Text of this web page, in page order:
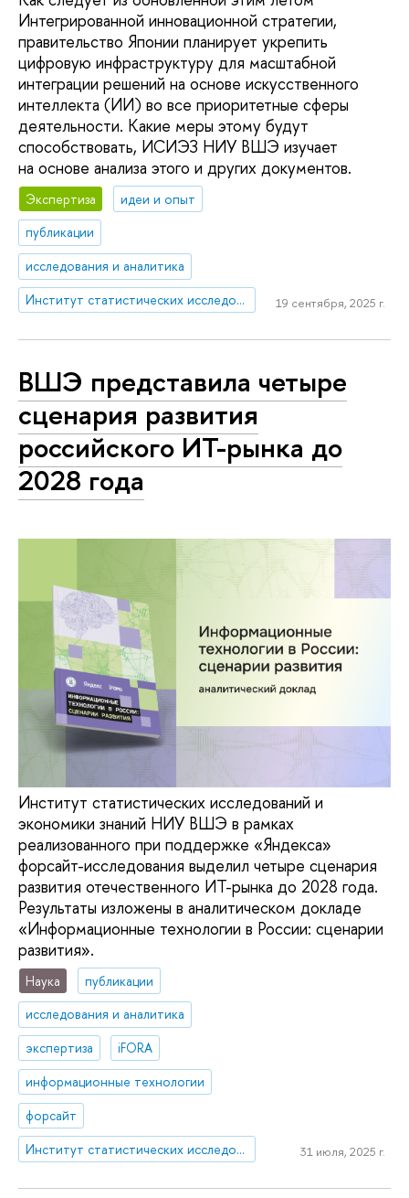
Интегрированной инновационной стратегии,
правительство Японии планирует укрепить
цифровую инфраструктуру для масштабной
интеграции решений на основе искусственного
интеллекта (ИИ) во все приоритетные сферы
деятельности. Какие меры этому будут
способствовать, ИСИЭЗ НИУ ВШЭ изучает
на основе анализа этого и других документов.
Экспертиза
идеи и опыт
публикации
исследования и аналитика
Институт статистических исследований и экономики знаний
19 сентября, 2025 г.
ВШЭ представила четыре
сценария развития
российского ИТ-рынка до
2028 года
Институт статистических исследований и
экономики знаний НИУ ВШЭ в рамках
реализованного при поддержке «Яндекса»
форсайт-исследования выделил четыре сценария
развития отечественного ИТ-рынка до 2028 года.
Результаты изложены в аналитическом докладе
«Информационные технологии в России: сценарии
развития».
Наука
публикации
исследования и аналитика
экспертиза
iFORA
информационные технологии
форсайт
Институт статистических исследований и экономики знаний
31 июля, 2025 г.